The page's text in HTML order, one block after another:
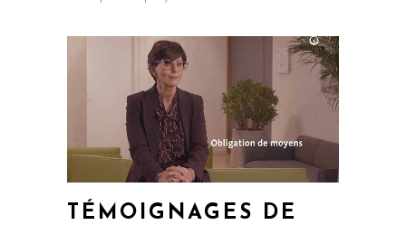
TÉMOIGNAGES DE